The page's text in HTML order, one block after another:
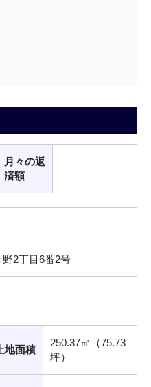
月々の返
済額
―
2丁目6番2号
地面積
250.37㎡（75.73
坪）